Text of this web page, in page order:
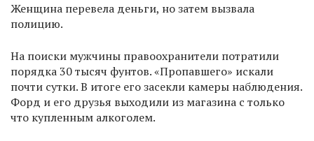
Женщина перевела деньги, но затем вызвала
полицию.
На поиски мужчины правоохранители потратили
порядка 30 тысяч фунтов. «Пропавшего» искали
почти сутки. В итоге его засекли камеры наблюдения.
Форд и его друзья выходили из магазина с только
что купленным алкоголем.